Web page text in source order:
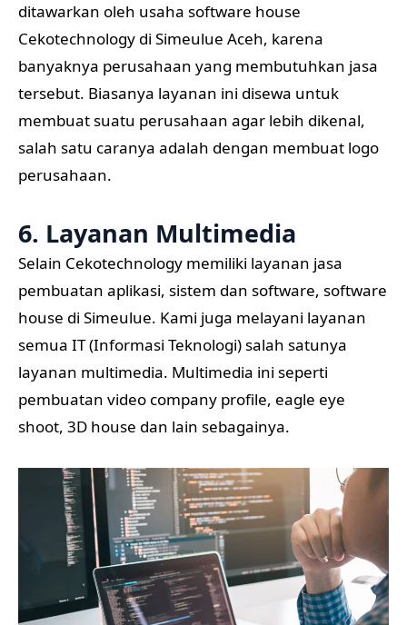
ditawarkan oleh usaha software house
Cekotechnology di Simeulue Aceh, karena
banyaknya perusahaan yang membutuhkan jasa
tersebut. Biasanya layanan ini disewa untuk
membuat suatu perusahaan agar lebih dikenal,
salah satu caranya adalah dengan membuat logo
perusahaan.
6. Layanan Multimedia
Selain Cekotechnology memiliki layanan jasa
pembuatan aplikasi, sistem dan software, software
house di Simeulue. Kami juga melayani layanan
semua IT (Informasi Teknologi) salah satunya
layanan multimedia. Multimedia ini seperti
pembuatan video company profile, eagle eye
shoot, 3D house dan lain sebagainya.